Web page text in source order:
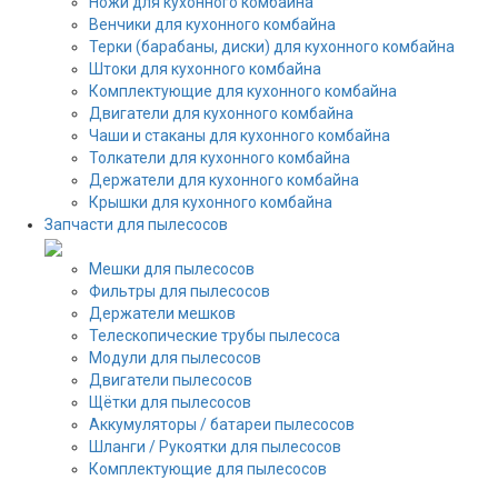
Венчики для кухонного комбайна
Терки (барабаны, диски) для кухонного комбайна
Штоки для кухонного комбайна
Комплектующие для кухонного комбайна
Двигатели для кухонного комбайна
Чаши и стаканы для кухонного комбайна
Толкатели для кухонного комбайна
Держатели для кухонного комбайна
Крышки для кухонного комбайна
Запчасти для пылесосов
Мешки для пылесосов
Фильтры для пылесосов
Держатели мешков
Телескопические трубы пылесоса
Модули для пылесосов
Двигатели пылесосов
Щётки для пылесосов
Аккумуляторы / батареи пылесосов
Шланги / Рукоятки для пылесосов
Комплектующие для пылесосов